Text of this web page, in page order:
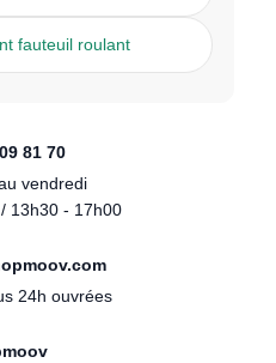
fauteuil roulant
81 70
vendredi
13h30 - 17h00
24h ouvrées